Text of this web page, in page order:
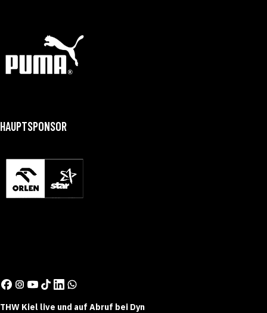
HAUPTSPONSOR
THW Kiel live und auf Abruf bei Dyn